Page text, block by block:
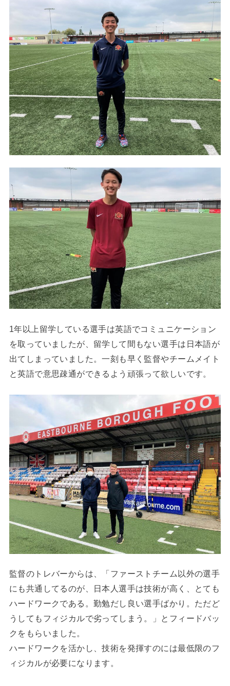
1年以上留学している選手は英語でコミュニケーション
を取っていましたが、留学して間もない選手は日本語が
出てしまっていました。一刻も早く監督やチームメイト
と英語で意思疎通ができるよう頑張って欲しいです。
監督のトレバーからは、「ファーストチーム以外の選手
にも共通してるのが、日本人選手は技術が高く、とても
ハードワークである。勤勉だし良い選手ばかり。ただど
うしてもフィジカルで劣ってしまう。」とフィードバッ
クをもらいました。
ハードワークを活かし、技術を発揮すのには最低限のフ
ィジカルが必要になります。